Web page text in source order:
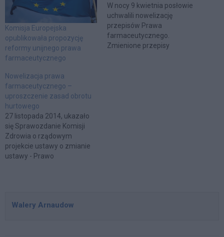
Komisja Europejska
opublikowała propozycję
reformy unijnego prawa
farmaceutycznego
W nocy 9 kwietnia posłowie
uchwalili nowelizację
przepisów Prawa
farmaceutycznego.
Zmienione przepisy
Nowelizacja prawa
farmaceutycznego –
uproszczenie zasad obrotu
hurtowego
27 listopada 2014, ukazało
się Sprawozdanie Komisji
Zdrowia o rządowym
projekcie ustawy o zmianie
ustawy - Prawo
Parlamentu Europejskiego i
Walery Arnaudow